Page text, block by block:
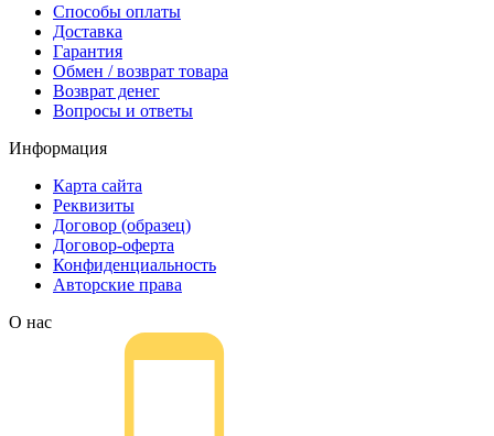
Способы оплаты
Доставка
Гарантия
Обмен / возврат товара
Возврат денег
Вопросы и ответы
Информация
Карта сайта
Реквизиты
Договор (образец)
Договор-оферта
Конфиденциальность
Авторские права
О нас